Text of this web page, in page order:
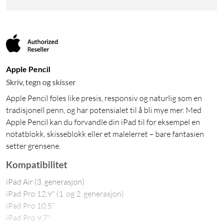
Apple Pencil
Skriv, tegn og skisser
Apple Pencil føles like presis, responsiv og naturlig som en
tradisjonell penn, og har potensialet til å bli mye mer. Med
Apple Pencil kan du forvandle din iPad til for eksempel en
notatblokk, skisseblokk eller et malelerret – bare fantasien
setter grensene.
Kompatibilitet
iPad Air (3. generasjon)
iPad Pro 12,9" (1. og 2. generasjon)
iPad Pro 10,5"
iPad Pro 9,7"